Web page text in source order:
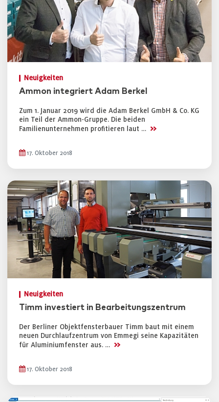
Neuigkeiten
Ammon integriert Adam Berkel
Zum 1. Januar 2019 wird die Adam Berkel GmbH & Co. KG
ein Teil der Ammon-Gruppe. Die beiden
Familienunternehmen profitieren laut … >>
17. Oktober 2018
Neuigkeiten
Timm investiert in Bearbeitungszentrum
Der Berliner Objektfensterbauer Timm baut mit einem
neuen Durchlaufzentrum von Emmegi seine Kapazitäten
für Aluminiumfenster aus. … >>
17. Oktober 2018